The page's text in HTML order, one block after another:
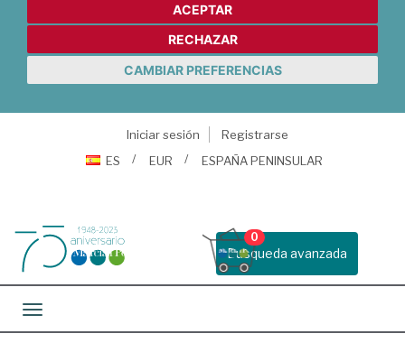
ACEPTAR
RECHAZAR
CAMBIAR PREFERENCIAS
Iniciar sesión
Registrarse
ES
EUR ESPAÑA PENINSULAR
Busqueda avanzada
0
Toggle navigation